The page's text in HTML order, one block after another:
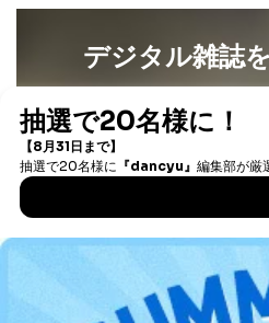
デジタル雑誌
書籍）が無料で
DOWNLOAD